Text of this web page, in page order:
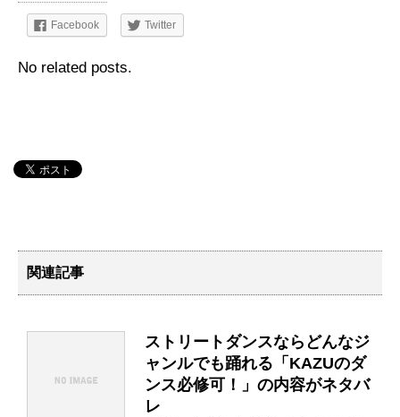
Facebook Twitter
No related posts.
関連記事
ストリートダンスならどんなジ
ャンルでも踊れる「KAZUのダ
ンス必修可！」の内容がネタバ
レ